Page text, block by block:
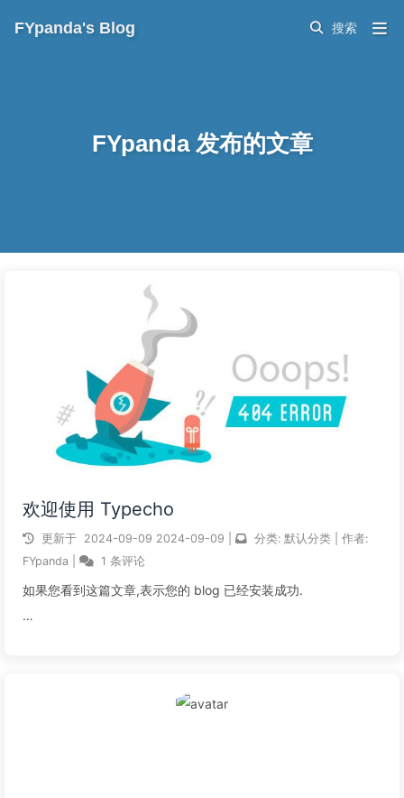
FYpanda 发布的文章
FYpanda's Blog
欢迎使用 Typecho
更新于 2024-09-09 2024-09-09 分类: 默认分类
作者:
FYpanda
1 条评论
如果您看到这篇文章,表示您的 blog 已经安装成功.